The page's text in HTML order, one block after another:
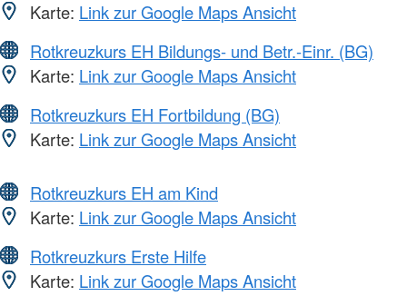
Karte: Link zur Google Maps Ansicht
Rotkreuzkurs EH Bildungs- und Betr.-Einr. (BG)
Karte: Link zur Google Maps Ansicht
Rotkreuzkurs EH Fortbildung (BG)
Karte: Link zur Google Maps Ansicht
Rotkreuzkurs EH am Kind
Karte: Link zur Google Maps Ansicht
Rotkreuzkurs Erste Hilfe
Karte: Link zur Google Maps Ansicht